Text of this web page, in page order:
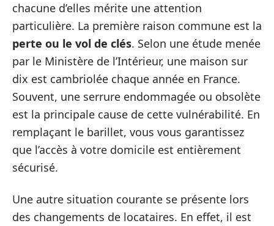
chacune d’elles mérite une attention
particulière. La première raison commune est la
perte ou le vol de clés. Selon une étude menée
par le Ministère de l’Intérieur, une maison sur
dix est cambriolée chaque année en France.
Souvent, une serrure endommagée ou obsolète
est la principale cause de cette vulnérabilité. En
remplaçant le barillet, vous vous garantissez
que l’accès à votre domicile est entièrement
sécurisé.
Une autre situation courante se présente lors
des changements de locataires. En effet, il est